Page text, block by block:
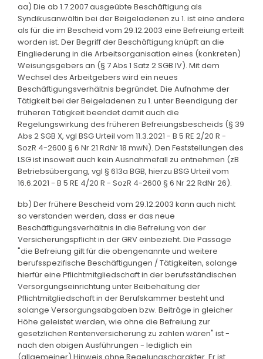
aa) Die ab 1.7.2007 ausgeübte Beschäftigung als
Syndikusanwältin bei der Beigeladenen zu 1. ist eine andere
als für die im Bescheid vom 29.12.2003 eine Befreiung erteilt
worden ist. Der Begriff der Beschäftigung knüpft an die
Eingliederung in die Arbeitsorganisation eines (konkreten)
Weisungsgebers an (§ 7 Abs 1 Satz 2 SGB IV). Mit dem
Wechsel des Arbeitgebers wird ein neues
Beschäftigungsverhältnis begründet. Die Aufnahme der
Tätigkeit bei der Beigeladenen zu 1. unter Beendigung der
früheren Tätigkeit beendet damit auch die
Regelungswirkung des früheren Befreiungsbescheids (§ 39
Abs 2 SGB X, vgl BSG Urteil vom 11.3.2021 - B 5 RE 2/20 R -
SozR 4-2600 § 6 Nr 21 RdNr 18 mwN). Den Feststellungen des
LSG ist insoweit auch kein Ausnahmefall zu entnehmen (zB
Betriebsübergang, vgl § 613a BGB, hierzu BSG Urteil vom
16.6.2021 - B 5 RE 4/20 R - SozR 4-2600 § 6 Nr 22 RdNr 26).
bb) Der frühere Bescheid vom 29.12.2003 kann auch nicht
so verstanden werden, dass er das neue
Beschäftigungsverhältnis in die Befreiung von der
Versicherungspflicht in der GRV einbezieht. Die Passage
"die Befreiung gilt für die obengenannte und weitere
berufsspezifische Beschäftigungen / Tätigkeiten, solange
hierfür eine Pflichtmitgliedschaft in der berufsständischen
Versorgungseinrichtung unter Beibehaltung der
Pflichtmitgliedschaft in der Berufskammer besteht und
solange Versorgungsabgaben bzw. Beiträge in gleicher
Höhe geleistet werden, wie ohne die Befreiung zur
gesetzlichen Rentenversicherung zu zahlen wären" ist -
nach den obigen Ausführungen - lediglich ein